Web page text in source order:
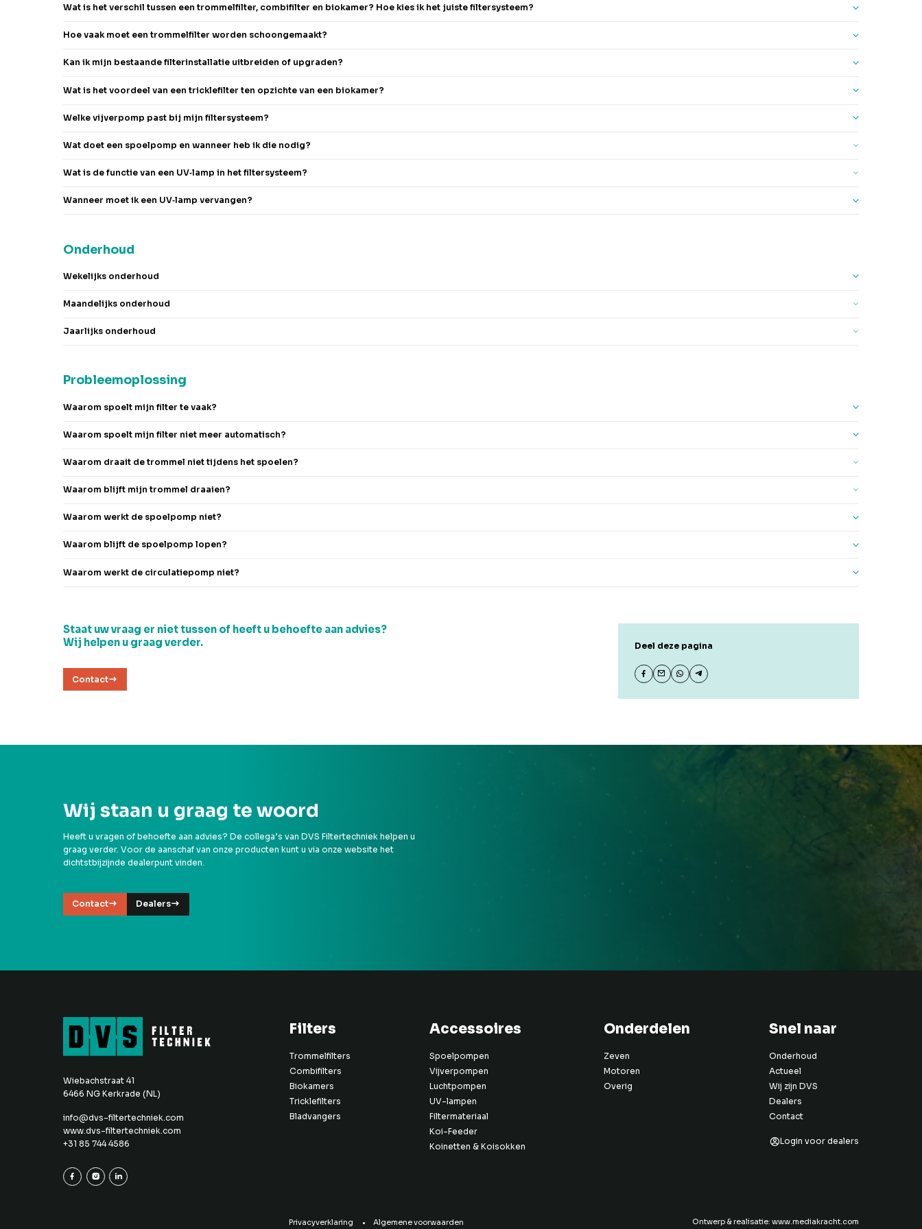
Wat is het verschil tussen een trommelfilter, combifilter en biokamer? Hoe kies ik het juiste filtersysteem?
Hoe vaak moet een trommelfilter worden schoongemaakt?
Kan ik mijn bestaande filterinstallatie uitbreiden of upgraden?
Wat is het voordeel van een tricklefilter ten opzichte van een biokamer?
Welke vijverpomp past bij mijn filtersysteem?
Wat doet een spoelpomp en wanneer heb ik die nodig?
Wat is de functie van een UV‑lamp in het filtersysteem?
Wanneer moet ik een UV‑lamp vervangen?
Onderhoud
Wekelijks onderhoud
Maandelijks onderhoud
Jaarlijks onderhoud
Probleemoplossing
Waarom spoelt mijn filter te vaak?
Waarom spoelt mijn filter niet meer automatisch?
Waarom draait de trommel niet tijdens het spoelen?
Waarom blijft mijn trommel draaien?
Waarom werkt de spoelpomp niet?
Waarom blijft de spoelpomp lopen?
Waarom werkt de circulatiepomp niet?
Deel deze pagina
Staat uw vraag er niet tussen of heeft u behoefte aan advies?
Wij helpen u graag verder.
Contact
Wij staan u graag te woord
Heeft u vragen of behoefte aan advies? De collega’s van DVS Filtertechniek helpen u
graag verder. Voor de aanschaf van onze producten kunt u via onze website het
dichtstbijzijnde dealerpunt vinden.
Contact Dealers
Wiebachstraat 41
6466 NG Kerkrade (NL)
info@dvs-filtertechniek.com
www.dvs-filtertechniek.com
+31 85 744 4586
Filters
Trommelfilters
Combifilters
Biokamers
Tricklefilters
Bladvangers
Accessoires
Spoelpompen
Vijverpompen
Luchtpompen
UV-lampen
Filtermateriaal
Koi-Feeder
Koinetten & Koisokken
Onderdelen
Zeven
Motoren
Overig
Snel naar
Onderhoud
Actueel
Wij zijn DVS
Dealers
Contact
Login voor dealers
Privacyverklaring Algemene voorwaarden Ontwerp & realisatie: www.mediakracht.com